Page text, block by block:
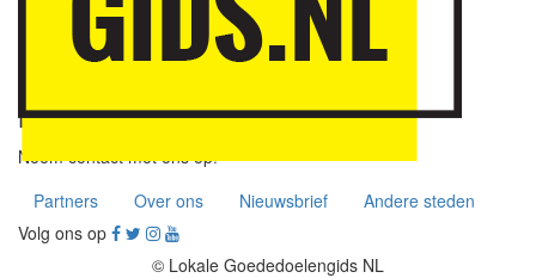
Benieuwd wat wij voor u
kunnen betekenen?
Neem contact met ons op!
Partners
Over ons Nieuwsbrief
Andere steden
Volg ons op
© Lokale Goededoelengids NL